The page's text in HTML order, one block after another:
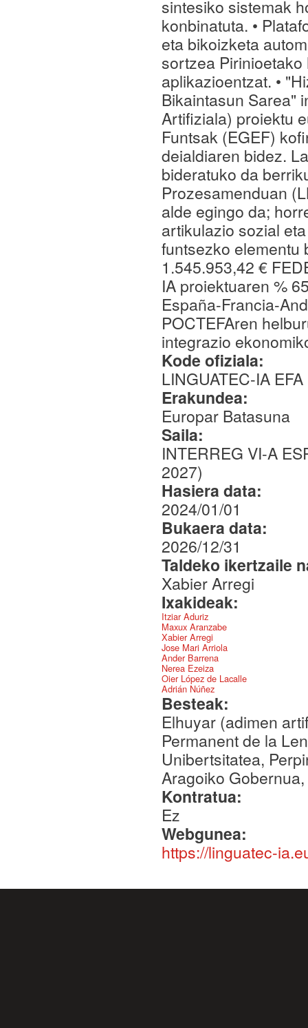
sintesiko sistemak
konbinatuta. •
eta bikoizketa
sortzea
aplikazioentzat. •
Bikaintasun Sarea"
Artifiziala) proiektu
Funtsak (EGEF)
deialdiaren bidez.
bideratuko da
Prozesamenduan
alde egingo da;
artikulazio sozial
funtsezko elementu
1.545.953,42 €
IA proiektuaren %
España-Francia-
POCTEFAren
integrazio
Kode ofiziala:
LINGUATEC-IA
Erakundea:
Europar Batasuna
Saila:
INTERREG VI-A
2027)
Hasiera data:
2024/01/01
Bukaera data:
2026/12/31
Taldeko ikertzaile
Xabier Arregi
Ixakideak:
Itziar Aduriz
Maxux Aranzabe
Xabier Arregi
Jose Mari Arriola
Ander Barrena
Nerea Ezeiza
Oier López de Lacalle
Adrián Núñez
Besteak:
Elhuyar (adimen
Permanent de la
Unibertsitatea,
Aragoiko
Kontratua:
Ez
Webgunea:
https://linguatec-